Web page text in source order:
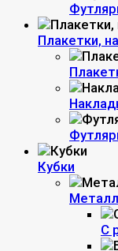
Плакетки,
Кубки
С